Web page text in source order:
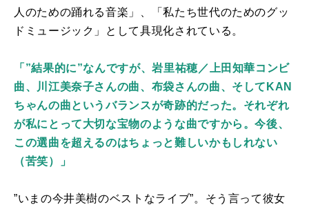
人のための踊れる音楽」、「私たち世代のためのグッ
ドミュージック」として具現化されている。
「”結果的に”なんですが、岩里祐穂／上田知華コンビ
曲、川江美奈子さんの曲、布袋さんの曲、そしてKAN
ちゃんの曲というバランスが奇跡的だった。それぞれ
が私にとって大切な宝物のような曲ですから。今後、
この選曲を超えるのはちょっと難しいかもしれない
（苦笑）」
”いまの今井美樹のベストなライブ”。そう言って彼女